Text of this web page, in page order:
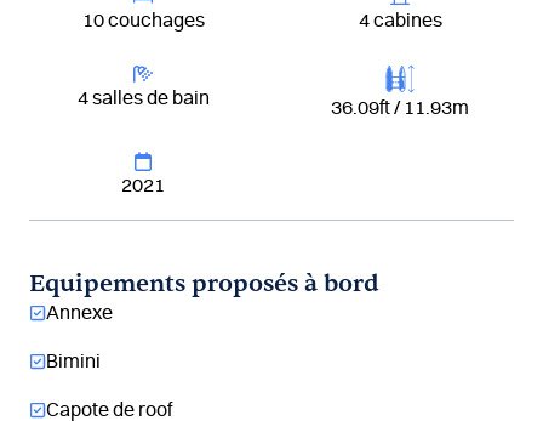
10 couchages 4 cabines
4 salles de bain 36.09ft / 11.93m
2021
Equipements proposés à bord
Annexe
Bimini
Capote de roof